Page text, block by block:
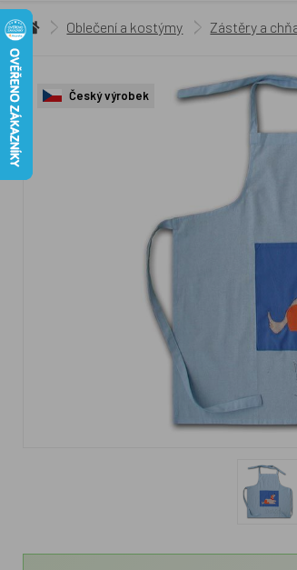
Oblečení a kostýmy Zástěry a
Český výrobek